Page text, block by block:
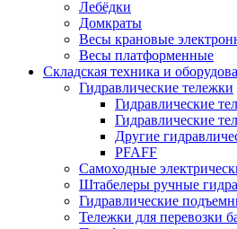
Лебёдки
Домкраты
Весы крановые
Весы платформенные
Складская техника и
Гидравлические тележки
Гидравлические
Гидравлические
Другие
PFAFF
Самоходные
Штабелеры ручные
Гидравлические
Тележки для перевозки